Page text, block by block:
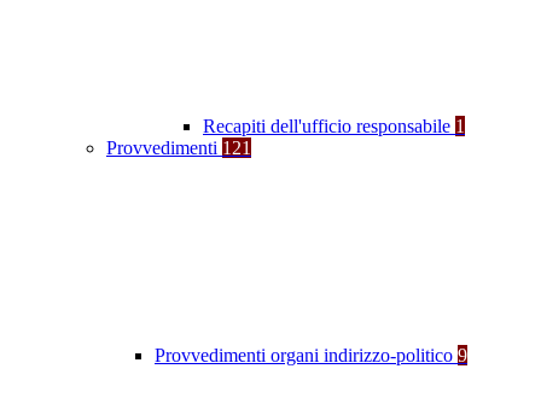
Recapiti dell'ufficio responsabile 1
Provvedimenti 121
Provvedimenti organi indirizzo-politico 9